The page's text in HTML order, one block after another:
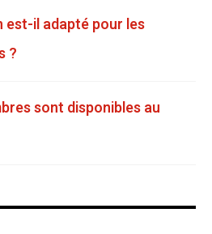
est-il adapté pour les
?
sont disponibles au